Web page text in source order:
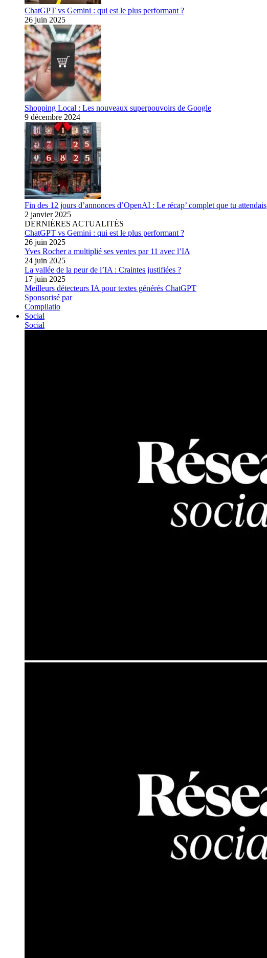
ChatGPT vs Gemini : qui est le plus performant ?
26 juin 2025
Shopping Local : Les nouveaux superpouvoirs de Google
9 décembre 2024
Fin des 12 jours d’annonces d’OpenAI : Le récap’ complet que tu attendais
2 janvier 2025
DERNIÈRES ACTUALITÉS
ChatGPT vs Gemini : qui est le plus performant ?
26 juin 2025
Yves Rocher a multiplié ses ventes par 11 avec l’IA
24 juin 2025
La vallée de la peur de l’IA : Craintes justifiées ?
17 juin 2025
Meilleurs détecteurs IA pour textes générés ChatGPT
Sponsorisé par
Compilatio
Social
Social